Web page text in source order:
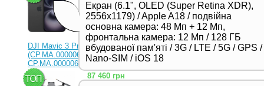
Екран (6.1", OLED (Super Retina XDR),
2556x1179) / Apple A18 / подвійна
основна камера: 48 Мп + 12 Мп,
фронтальна камера: 12 Мп / 128 ГБ
вбудованої пам'яті / 3G / LTE / 5G / GPS /
Nano-SIM / iOS 18
DJI Mavic 3 Pro (RC)
(CP.MA.00000654.01,
CP.MA.00000656.01)
87 460 грн